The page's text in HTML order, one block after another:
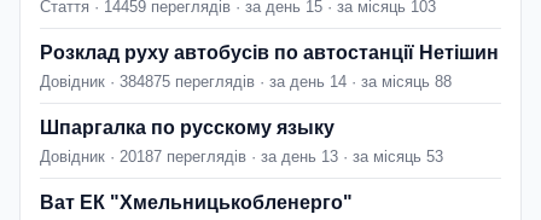
Стаття · 14459 переглядів · за день 15 · за місяць 103
Розклад руху автобусів по автостанції Нетішин
Довідник · 384875 переглядів · за день 14 · за місяць 88
Шпаргалка по русскому языку
Довідник · 20187 переглядів · за день 13 · за місяць 53
Ват ЕК "Хмельницькобленерго"